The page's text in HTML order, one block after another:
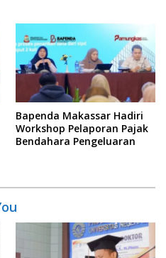
Bapenda Makassar Hadiri
Workshop Pelaporan Pajak
Bendahara Pengeluaran